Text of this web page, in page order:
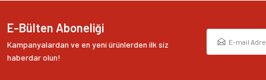
E-Bülten Aboneliği
Kampanyalardan ve en yeni ürünlerden ilk siz
haberdar olun!